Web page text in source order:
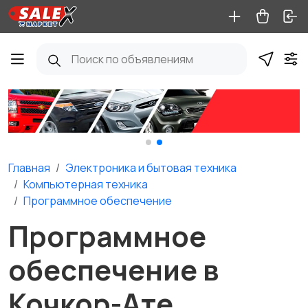
Главная
Электроника и бытовая техника
Компьютерная техника
Программное обеспечение
Программное
обеспечение в